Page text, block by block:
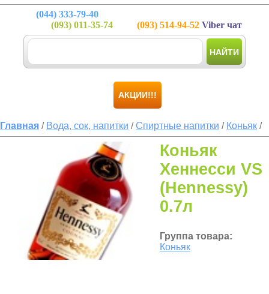
(044) 333-79-40
(093) 011-35-74 (093) 514-94-52 Viber чат
НАЙТИ
АКЦИИ!!!
Главная / Вода, сок, напитки /Спиртные напитки / Коньяк /
Коньяк
Хеннесси VS
(Hennessy)
0.7л
Группа товара:
Коньяк